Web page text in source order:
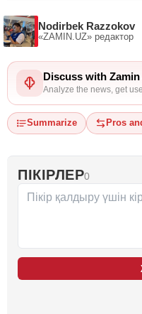
Nodirbek Razzokov
«ZAMIN.UZ» редактор
Discuss with Zamin
Analyze the news, get
Summarize Pros
ПІКІРЛЕР0